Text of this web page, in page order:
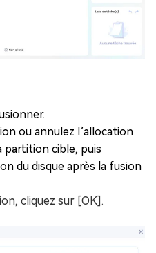
ou annulez l’allocation
partition cible, puis
du disque après la fusion
cliquez sur [OK].